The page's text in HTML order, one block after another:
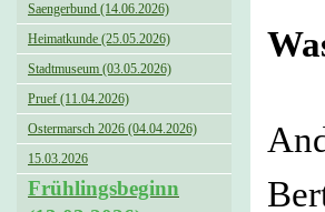
Saengerbund (14.06.2026)
Heimatkunde (25.05.2026)
Stadtmuseum (03.05.2026)
Pruef (11.04.2026)
Ostermarsch 2026 (04.04.2026)
15.03.2026
Frühlingsbeginn